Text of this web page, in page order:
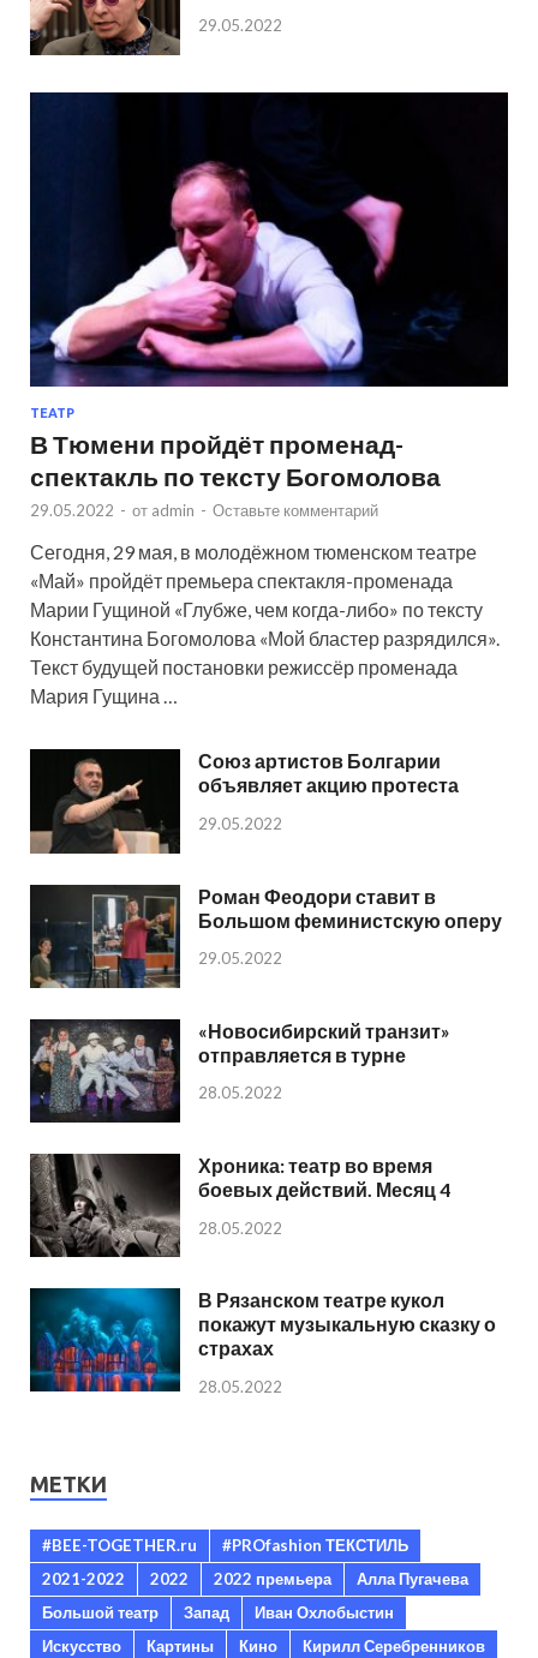
29.05.2022
ТЕАТР
В Тюмени пройдёт променад-
спектакль по тексту Богомолова
29.05.2022 - от admin - Оставьте комментарий
Сегодня, 29 мая, в молодёжном тюменском театре
«Май» пройдёт премьера спектакля-променада
Марии Гущиной «Глубже, чем когда-либо» по тексту
Константина Богомолова «Мой бластер разрядился».
Текст будущей постановки режиссёр променада
Мария Гущина …
Союз артистов Болгарии
объявляет акцию протеста
29.05.2022
Роман Феодори ставит в
Большом феминистскую оперу
29.05.2022
«Новосибирский транзит»
отправляется в турне
28.05.2022
Хроника: театр во время
боевых действий. Месяц 4
28.05.2022
В Рязанском театре кукол
покажут музыкальную сказку о
страхах
28.05.2022
МЕТКИ
#BEE-TOGETHER.ru
#PROfashion ТЕКСТИЛЬ
2021-2022
2022 2022 премьера
Алла Пугачева
Большой театр
Запад
Иван Охлобыстин
Искусство
Картины Кино
Кирилл Серебренников